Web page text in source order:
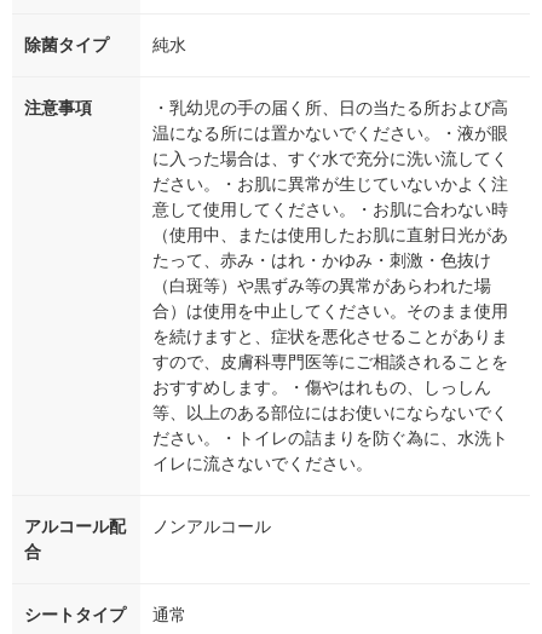
除菌タイプ 純水
注意事項
・乳幼児の手の届く所、日の当たる所および高
温になる所には置かないでください。・液が眼
に入った場合は、すぐ水で充分に洗い流してく
ださい。・お肌に異常が生じていないかよく注
意して使用してください。・お肌に合わない時
（使用中、または使用したお肌に直射日光があ
たって、赤み・はれ・かゆみ・刺激・色抜け
（白斑等）や黒ずみ等の異常があらわれた場
合）は使用を中止してください。そのまま使用
を続けますと、症状を悪化させることがありま
すので、皮膚科専門医等にご相談されることを
おすすめします。・傷やはれもの、しっしん
等、以上のある部位にはお使いにならないでく
ださい。・トイレの詰まりを防ぐ為に、水洗ト
イレに流さないでください。
アルコール配
合
ノンアルコール
シートタイプ 通常